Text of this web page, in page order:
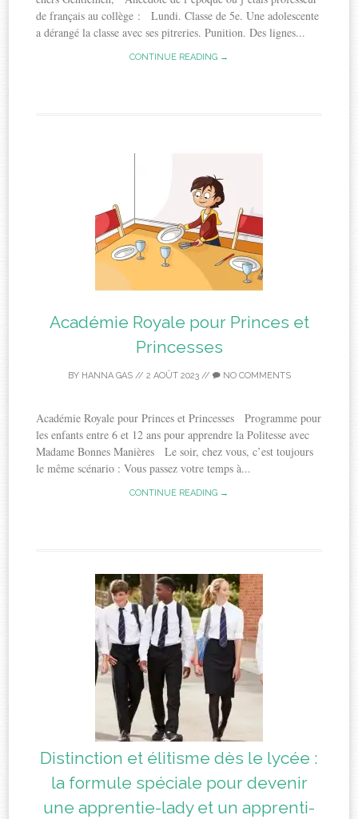
de français au collège : Lundi. Classe de 5e. Une adolescente
a dérangé la classe avec ses pitreries. Punition. Des lignes...
CONTINUE READING →
Académie Royale pour Princes et
Princesses
BY HANNA GAS// 2 AOÛT 2023// NO COMMENTS
Académie Royale pour Princes et Princesses Programme pour
les enfants entre 6 et 12 ans pour apprendre la Politesse avec
Madame Bonnes Manières Le soir, chez vous, c’est toujours
le même scénario : Vous passez votre temps à...
CONTINUE READING →
Distinction et élitisme dès le lycée :
la formule spéciale pour devenir
une apprentie-lady et un apprenti-